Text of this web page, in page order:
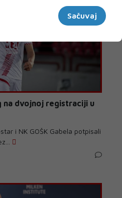
na dvojnoj registraciji u
i NK GOŠK Gabela potpisali
Sačuvaj